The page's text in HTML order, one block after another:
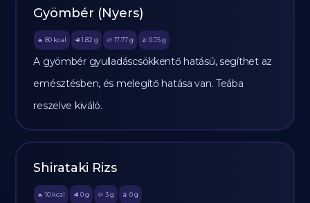
Gyömbér (Nyers)
🔥 80 kcal 🥩 1.82 g 🥔 17.77g 🫒 0.75 g
A gyömbér gyulladáscsökkentő hatású, segíthet az
emésztésben, és melegítő hatása van. Teába
reszelve kiváló.
Shirataki Rizs
🔥 10 kcal 🥩 0 g 🥔 3g 🫒 0 g